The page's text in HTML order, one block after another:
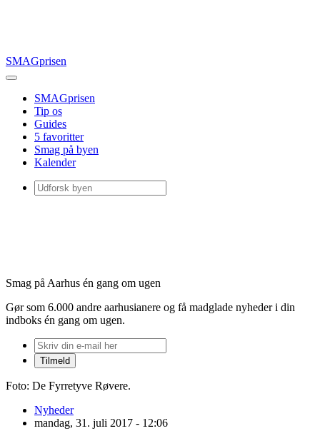
SMAGprisen
SMAGprisen
Tip os
Guides
5 favoritter
Smag på byen
Kalender
Smag på Aarhus én gang om ugen
Gør som 6.000 andre aarhusianere og få madglade nyheder i din
indboks én gang om ugen.
Foto: De Fyrretyve Røvere.
Nyheder
mandag, 31. juli 2017 - 12:06